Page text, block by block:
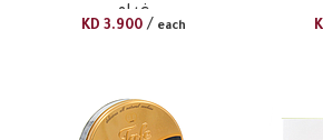
غرام
KD 3.900 / each